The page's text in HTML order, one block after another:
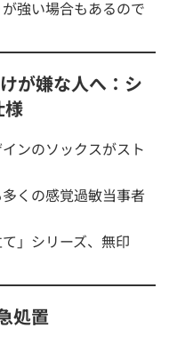
強い場合もあるので
が嫌な人へ：シ
様
ンのソックスがスト
くの感覚過敏当事者
」シリーズ、無印
処置